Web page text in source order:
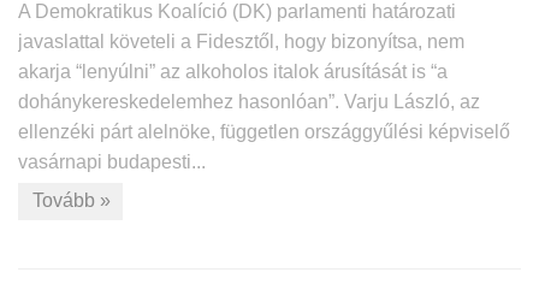
A Demokratikus Koalíció (DK) parlamenti határozati
javaslattal követeli a Fidesztől, hogy bizonyítsa, nem
akarja “lenyúlni” az alkoholos italok árusítását is “a
dohánykereskedelemhez hasonlóan”. Varju László, az
ellenzéki párt alelnöke, független országgyűlési képviselő
vasárnapi budapesti...
Tovább »